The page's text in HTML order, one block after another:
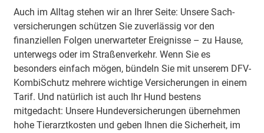
Auch im Alltag stehen wir an Ihrer Seite: Unsere Sach­
versicherungen schützen Sie zuverlässig vor den
finanziellen Folgen unerwarteter Ereignisse – zu Hause,
unterwegs oder im Straßenverkehr. Wenn Sie es
besonders einfach mögen, bündeln Sie mit unserem DFV-
KombiSchutz mehrere wichtige Versicherungen in einem
Tarif. Und natürlich ist auch Ihr Hund bestens
mitgedacht: Unsere Hunde­versicherungen übernehmen
hohe Tierarztkosten und geben Ihnen die Sicherheit, im